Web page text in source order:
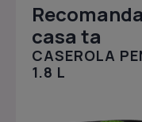
casa ta
CASEROLA
1.8 L